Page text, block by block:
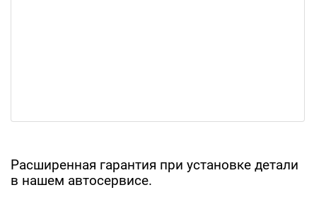
Расширенная гарантия при установке детали
в нашем автосервисе.